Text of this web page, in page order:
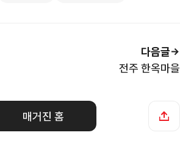
전주 한옥마을
다음글
매거진 홈